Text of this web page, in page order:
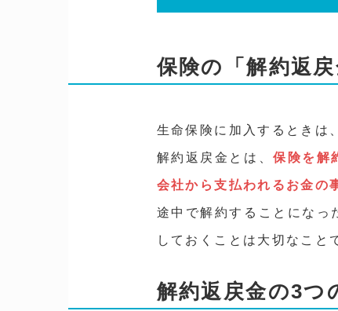
保険の「解約返
生命保険に加入するときは
解約返戻金とは、保険を解
会社から支払われるお金の
途中で解約することになっ
しておくことは大切なこと
解約返戻金の3つ